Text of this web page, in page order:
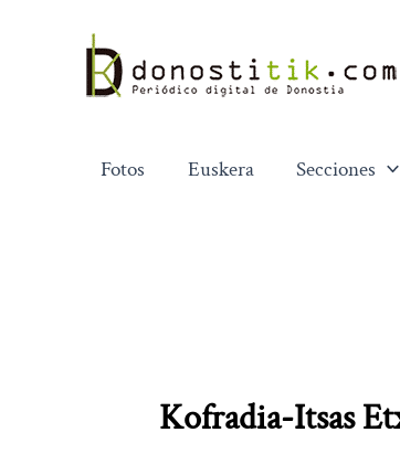
contenido
Fotos Euskera Secciones
Kofradia-Itsas